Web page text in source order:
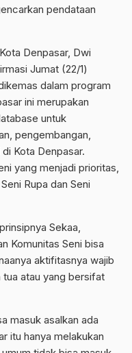
pendataan
Denpasar, Dwi
Jumat (22/1)
dalam program
ini merupakan
untuk
pengembangan,
Kota Denpasar.
yang menjadi prioritas,
Rupa dan Seni
Sekaa,
Komunitas Seni bisa
aktifitasnya wajib
tua atau yang bersifat
masuk asalkan ada
itu hanya melakukan